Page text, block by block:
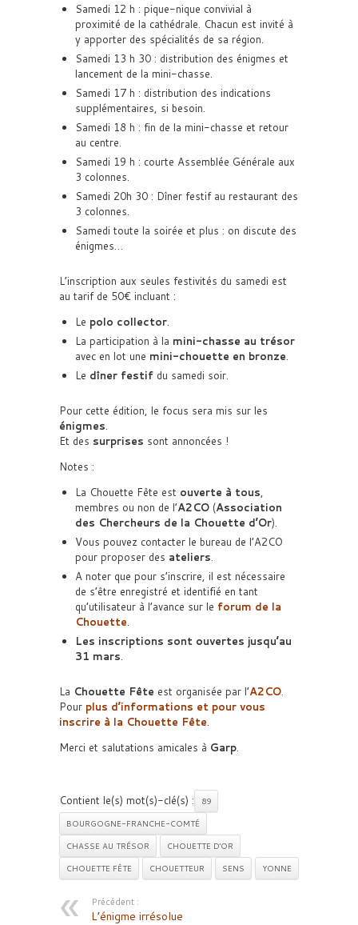
Samedi 12 h : pique-nique convivial à
proximité de la cathédrale. Chacun est invité à
y apporter des spécialités de sa région.
Samedi 13 h 30 : distribution des énigmes et
lancement de la mini-chasse.
Samedi 17 h : distribution des indications
supplémentaires, si besoin.
Samedi 18 h : fin de la mini-chasse et retour
au centre.
Samedi 19 h : courte Assemblée Générale aux
3 colonnes.
Samedi 20h 30 : Dîner festif au restaurant des
3 colonnes.
Samedi toute la soirée et plus : on discute des
énigmes…
L’inscription aux seules festivités du samedi est
au tarif de 50€ incluant :
Le polo collector
La participation à la mini-chasse au trésor
avec en lot une mini-chouette en bronze
Le dîner festif du samedi soir.
Pour cette édition, le focus sera mis sur les
énigmes
Et des surprises sont annoncées !
Notes :
La Chouette Fête est ouverte à tous
membres ou non de l’A2CO (Association
des Chercheurs de la Chouette d’Or).
Vous pouvez contacter le bureau de l’A2CO
pour proposer des ateliers
A noter que pour s’inscrire, il est nécessaire
de s’être enregistré et identifié en tant
qu’utilisateur à l’avance sur le forum de la
Chouette
Les inscriptions sont ouvertes jusqu’au
31 mars
La Chouette Fête est organisée par l’A2CO
Pour plus d’informations et pour vous
inscrire à la Chouette Fête
Merci et salutations amicales à Garp
Contient le(s) mot(s)-clé(s) :
89
BOURGOGNE-FRANCHE-COMTÉ
CHASSE AU TRÉSOR
CHOUETTE D'OR
CHOUETTE FÊTE
CHOUETTEUR SENS YONNE
Précédent :
L’énigme irrésolue